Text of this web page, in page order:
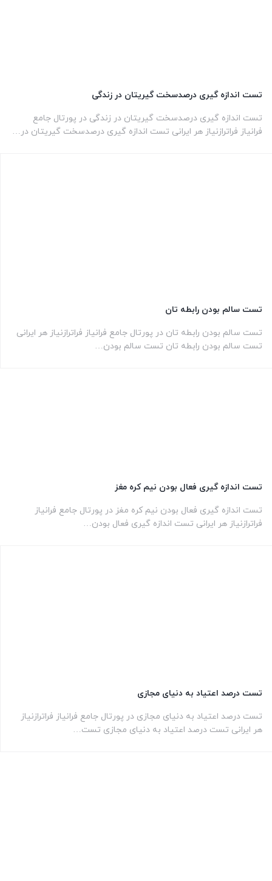
تست اندازه گیری درصدسخت گیریتان در زندگی
تست اندازه گیری درصدسخت گیریتان در زندگی در پورتال جامع
فرانیاز فراترازنیاز هر ایرانی تست اندازه گیری درصدسخت گیریتان در…
تست سالم بودن رابطه تان
تست سالم بودن رابطه تان در پورتال جامع فرانیاز فراترازنیاز هر ایرانی
تست سالم بودن رابطه تان تست سالم بودن…
تست اندازه گیری فعال بودن نیم کره مغز
تست اندازه گیری فعال بودن نیم کره مغز در پورتال جامع فرانیاز
فراترازنیاز هر ایرانی تست اندازه گیری فعال بودن…
تست درصد اعتیاد به دنیای مجازی
تست درصد اعتیاد به دنیای مجازی در پورتال جامع فرانیاز فراترازنیاز
هر ایرانی تست درصد اعتیاد به دنیای مجازی تست…